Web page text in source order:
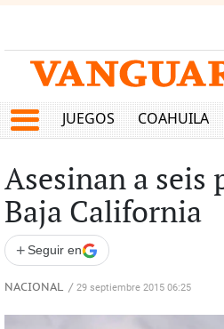
JUEGOS COAHUILA
Asesinan a seis
Baja California
+ Seguir en
NACIONAL / 29 septiembre 2015 06:25